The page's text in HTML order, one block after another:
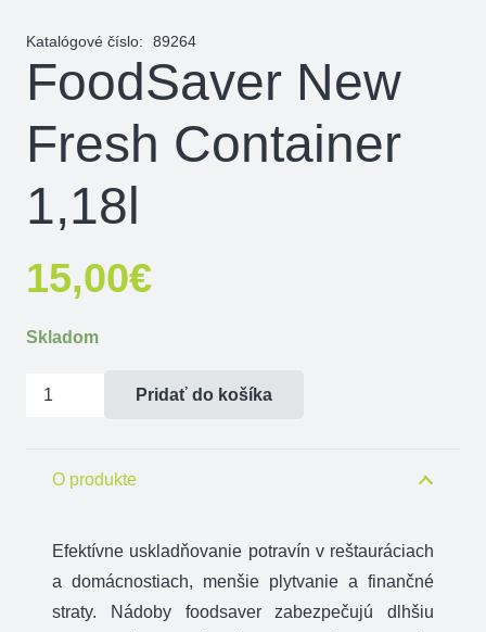
Katalógové číslo: 89264
FoodSaver New
Fresh Container
1,18l
15,00€
Skladom
množstvo
Fresh
Pridať do košíka
O produkte
Efektívne uskladňovanie potravín v reštauráciach
a domácnostiach, menšie plytvanie a finančné
straty. Nádoby foodsaver zabezpečujú dlhšiu